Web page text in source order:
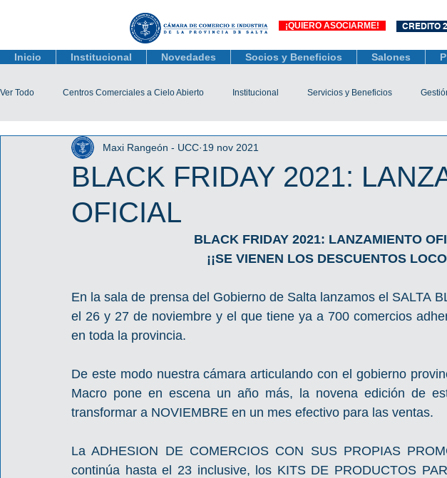
¡QUIERO ASOCIARME! CREDITO
Inicio Institucional Novedades Socios y Beneficios Salones
Ver Todo Centros Comerciales a Cielo Abierto Institucional Servicios y Beneficios
Actualidad Comercial Capacitación y Eventos
Tienda Salta Salta Black Friday
BLACK FRIDAY 2021:
OFICIAL
Maxi Rangeón - UCC 19 nov 2021
BLACK FRIDAY 2021: LANZAMIENTO
¡¡SE VIENEN LOS DESCUENTOS
En la sala de prensa del Gobierno de Salta lanzamos el SALTA
el 26 y 27 de noviembre y el que tiene ya a 700 comercios
en toda la provincia.
De este modo nuestra cámara articulando con el gobierno
Macro pone en escena un año más, la novena edición de
transformar a NOVIEMBRE en un mes efectivo para las ventas.
La ADHESION DE COMERCIOS CON SUS PROPIAS
continúa hasta el 23 inclusive, los KITS DE PRODUCTOS